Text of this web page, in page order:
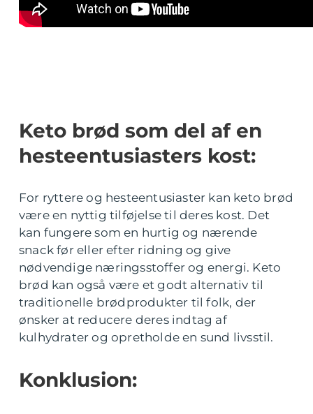
Keto brød som del af en
hesteentusiasters kost:
For ryttere og hesteentusiaster kan keto brød
være en nyttig tilføjelse til deres kost. Det
kan fungere som en hurtig og nærende
snack før eller efter ridning og give
nødvendige næringsstoffer og energi. Keto
brød kan også være et godt alternativ til
traditionelle brødprodukter til folk, der
ønsker at reducere deres indtag af
kulhydrater og opretholde en sund livsstil.
Konklusion: